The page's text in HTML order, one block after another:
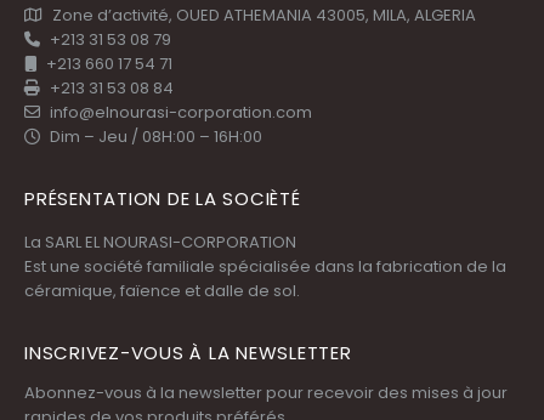
Zone d’activité, OUED ATHEMANIA 43005, MILA, ALGERIA
+213 31 53 08 79
+213 660 17 54 71
+213 31 53 08 84
info@elnourasi-corporation.com
Dim – Jeu / 08H:00 – 16H:00
PRÉSENTATION DE LA SOCIÈTÉ
La SARL EL NOURASI-CORPORATION
Est une société familiale spécialisée dans la fabrication de la
céramique, faïence et dalle de sol.
INSCRIVEZ-VOUS À LA NEWSLETTER
Abonnez-vous à la newsletter pour recevoir des mises à jour